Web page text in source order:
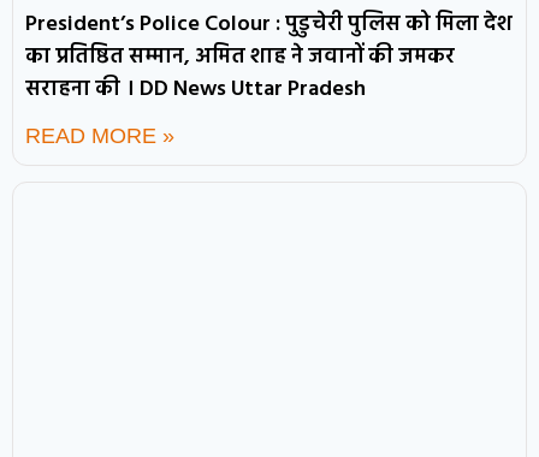
President’s Police Colour : पुडुचेरी पुलिस को मिला देश
का प्रतिष्ठित सम्मान, अमित शाह ने जवानों की जमकर
सराहना की । DD News Uttar Pradesh
READ MORE »